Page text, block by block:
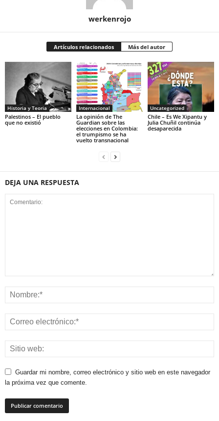
werkenrojo
Artículos relacionados Más del autor
Historia y Teoria
Palestinos – El pueblo
que no existió
Internacional
La opinión de The
Guardian sobre las
elecciones en Colombia:
el trumpismo se ha
vuelto transnacional
Uncategorized
Chile – Es We Xipantu y
Julia Chuñil continúa
desaparecida
DEJA UNA RESPUESTA
Guardar mi nombre, correo electrónico y sitio web en este navegador
la próxima vez que comente.